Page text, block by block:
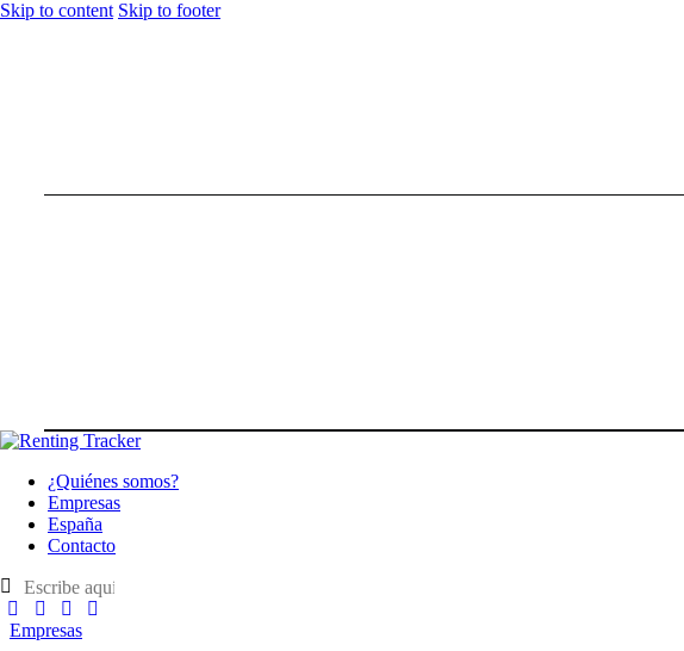
Skip to content Skip to footer
¿Quiénes somos?
Empresas
España
Contacto
Empresas